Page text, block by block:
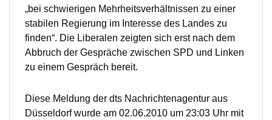
„bei schwierigen Mehrheitsverhältnissen zu einer
stabilen Regierung im Interesse des Landes zu
finden“. Die Liberalen zeigten sich erst nach dem
Abbruch der Gespräche zwischen SPD und Linken
zu einem Gespräch bereit.
Diese Meldung der dts Nachrichtenagentur aus
Düsseldorf wurde am 02.06.2010 um 23:03 Uhr mit